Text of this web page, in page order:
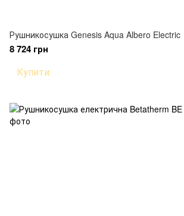
Рушникосушка Genesis Aqua Albero Electric
8 724 грн
Купити